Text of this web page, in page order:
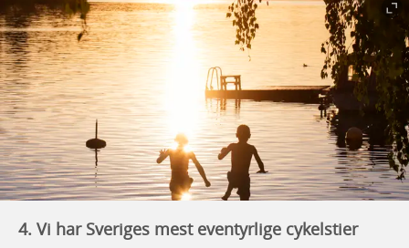
4. Vi har Sveriges mest eventyrlige cykelstier